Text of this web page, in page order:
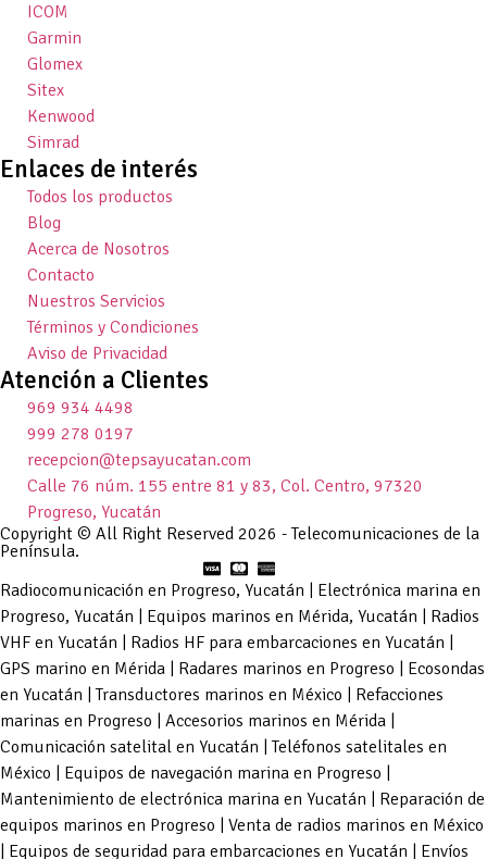
ICOM
Garmin
Glomex
Sitex
Kenwood
Simrad
Enlaces de interés
Todos los productos
Blog
Acerca de Nosotros
Contacto
Nuestros Servicios
Términos y Condiciones
Aviso de Privacidad
Atención a Clientes
969 934 4498
999 278 0197
recepcion@tepsayucatan.com
Calle 76 núm. 155 entre 81 y 83, Col. Centro, 97320
Progreso, Yucatán
Copyright © All Right Reserved 2026 - Telecomunicaciones de la
Península.
Radiocomunicación en Progreso, Yucatán | Electrónica marina en
Progreso, Yucatán | Equipos marinos en Mérida, Yucatán | Radios
VHF en Yucatán | Radios HF para embarcaciones en Yucatán |
GPS marino en Mérida | Radares marinos en Progreso | Ecosondas
en Yucatán | Transductores marinos en México | Refacciones
marinas en Progreso | Accesorios marinos en Mérida |
Comunicación satelital en Yucatán | Teléfonos satelitales en
México | Equipos de navegación marina en Progreso |
Mantenimiento de electrónica marina en Yucatán | Reparación de
equipos marinos en Progreso | Venta de radios marinos en México
| Equipos de seguridad para embarcaciones en Yucatán | Envíos